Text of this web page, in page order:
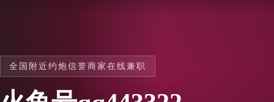
全国附近约炮信誉商家在线兼职